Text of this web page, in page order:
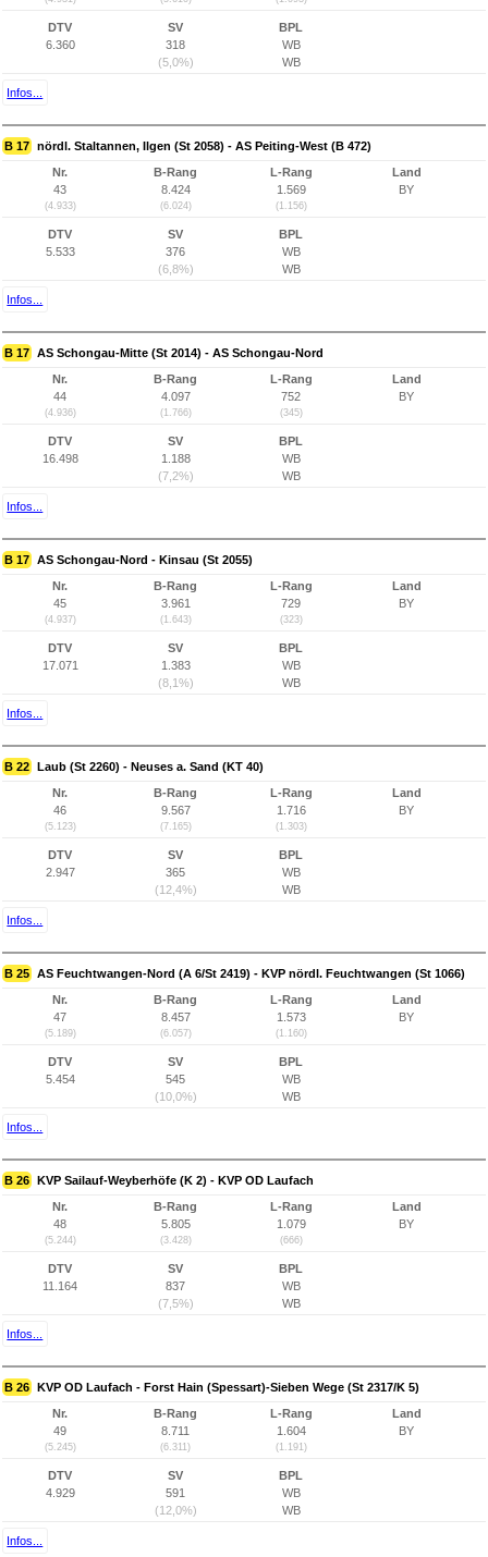
DTV
6.360
SV
318
(5,0%)
BPL
WB
WB
Infos...
B 17 nördl. Staltannen, Ilgen (St 2058) - AS Peiting-West (B 472)
Nr.
43
(4.933)
B-Rang
8.424
(6.024)
L-Rang
1.569
(1.156)
Land
BY
DTV
5.533
SV
376
(6,8%)
BPL
WB
WB
Infos...
B 17 AS Schongau-Mitte (St 2014) - AS Schongau-Nord
Nr.
44
(4.936)
B-Rang
4.097
(1.766)
L-Rang
752
(345)
Land
BY
DTV
16.498
SV
1.188
(7,2%)
BPL
WB
WB
Infos...
B 17 AS Schongau-Nord - Kinsau (St 2055)
Nr.
45
(4.937)
B-Rang
3.961
(1.643)
L-Rang
729
(323)
Land
BY
DTV
17.071
SV
1.383
(8,1%)
BPL
WB
WB
Infos...
B 22 Laub (St 2260) - Neuses a. Sand (KT 40)
Nr.
46
(5.123)
B-Rang
9.567
(7.165)
L-Rang
1.716
(1.303)
Land
BY
DTV
2.947
SV
365
(12,4%)
BPL
WB
WB
Infos...
B 25 AS Feuchtwangen-Nord (A 6/St 2419) - KVP nördl. Feuchtwangen (St 1066)
Nr.
47
(5.189)
B-Rang
8.457
(6.057)
L-Rang
1.573
(1.160)
Land
BY
DTV
5.454
SV
545
(10,0%)
BPL
WB
WB
Infos...
B 26 KVP Sailauf-Weyberhöfe (K 2) - KVP OD Laufach
Nr.
48
(5.244)
B-Rang
5.805
(3.428)
L-Rang
1.079
(666)
Land
BY
DTV
11.164
SV
837
(7,5%)
BPL
WB
WB
Infos...
B 26 KVP OD Laufach - Forst Hain (Spessart)-Sieben Wege (St 2317/K 5)
Nr.
49
(5.245)
B-Rang
8.711
(6.311)
L-Rang
1.604
(1.191)
Land
BY
DTV
4.929
SV
591
(12,0%)
BPL
WB
WB
Infos...